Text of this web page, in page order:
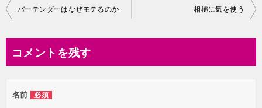
投
ビ
ー
バーテンダーはなぜモテるのか 相槌に気を使う
コメントを残す
名前 必須